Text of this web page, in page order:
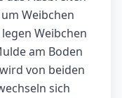
Weibchen
Weibchen
am Boden
von beiden
sich